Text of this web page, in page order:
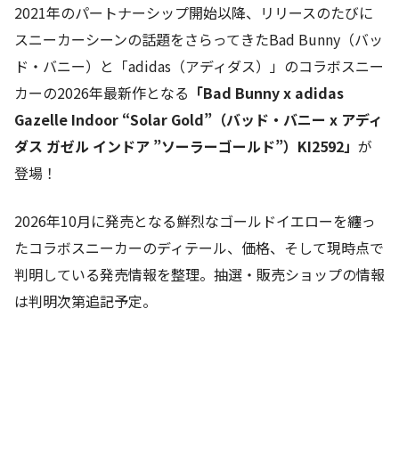
2021年のパートナーシップ開始以降、リリースのたびに
スニーカーシーンの話題をさらってきたBad Bunny（バッ
ド・バニー）と「adidas（アディダス）」のコラボスニー
カーの2026年最新作となる 「Bad Bunny x adidas
Gazelle Indoor “Solar Gold”（バッド・バニー x アディ
ダス ガゼル インドア ”ソーラーゴールド”）KI2592」 が
登場！
2026年10月に発売となる鮮烈なゴールドイエローを纏っ
たコラボスニーカーのディテール、価格、そして現時点で
判明している発売情報を整理。抽選・販売ショップの情報
は判明次第追記予定。